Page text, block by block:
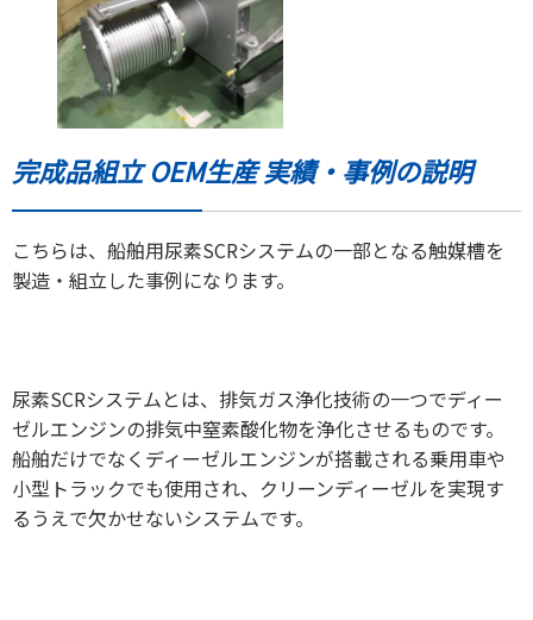
完成品組立 OEM生産 実績・事例の説明
こちらは、船舶用尿素SCRシステムの一部となる触媒槽を
製造・組立した事例になります。
尿素SCRシステムとは、排気ガス浄化技術の一つでディー
ゼルエンジンの排気中窒素酸化物を浄化させるものです。
船舶だけでなくディーゼルエンジンが搭載される乗用車や
小型トラックでも使用され、クリーンディーゼルを実現す
るうえで欠かせないシステムです。